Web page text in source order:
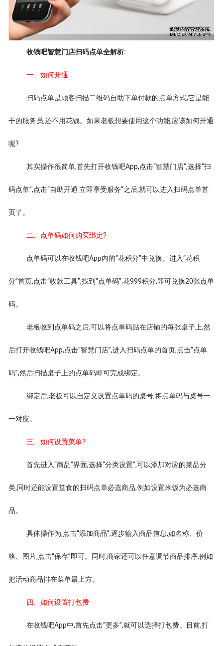
收钱吧智慧门店扫码点单全解析:
一、如何开通
扫码点单是顾客扫描二维码自助下单付款的点单方式,它是能
干的服务员,还不用花钱。如果老板想要使用这个功能,应该如何开通
呢?
其实操作很简单,首先打开收钱吧App,点击“智慧门店”,选择“扫
码点单”,点击“自助开通 立即享受服务”之后,就可以进入扫码点单首
页了。
二、点单码如何购买绑定?
点单码可以在收钱吧App内的“花积分”中兑换。进入“花积
分”首页,点击“收款工具”,找到“点单码”,花999积分,即可兑换20张点单
码。
老板收到点单码之后,可以将点单码贴在店铺的每张桌子上,然
后打开收钱吧App,点击“智慧门店”,进入扫码点单的首页,点击“点单
码”,然后扫描桌子上的点单码即可完成绑定。
绑定后,老板可以自定义设置点单码的桌号,将点单码与桌号一
一对应。
三、如何设置菜单?
首先进入“商品”界面,选择“分类设置”,可以添加对应的菜品分
类,同时还能设置堂食的扫码点单必选商品,例如设置米饭为必选商
品。
具体操作为,点击“添加商品”,逐步输入商品信息,如名称、价
格、图片,点击“保存”即可。同时,商家还可以任意调节商品排序,例如
把活动商品排在菜单最上方。
四、如何设置打包费
在收钱吧App中,首先点击“更多”,就可以选择打包费。目前,打